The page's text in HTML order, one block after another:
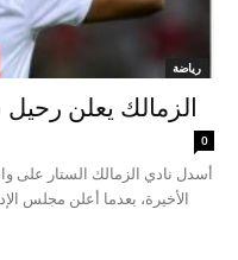
رياضة
الزمالك يعلن
0
أسدل نادي الزمالك الستار على
الأخيرة، بعدما أعلن مجلس